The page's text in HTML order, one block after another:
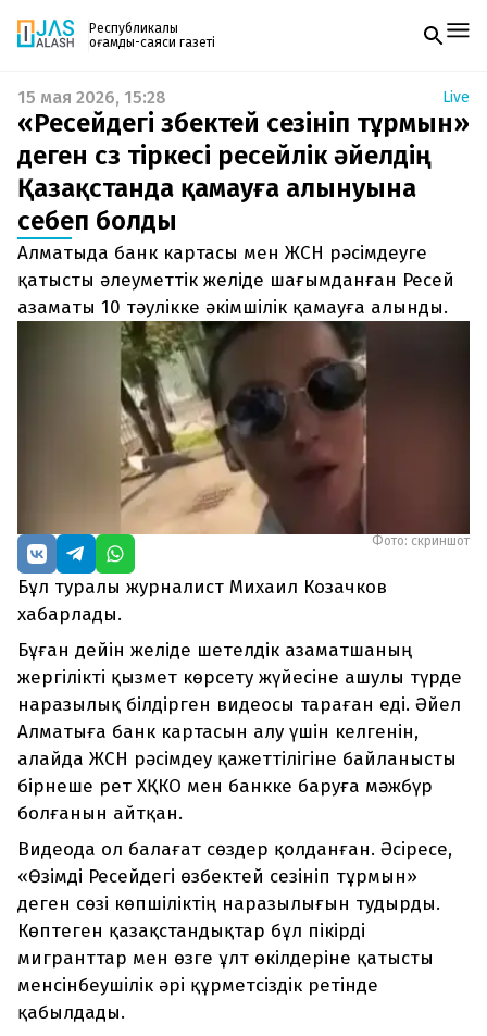
Республикалық
қоғамдық-саяси газеті
Жаңалықтар
Спорт
Live
Руханият
Аймақ
Архив
Заң және тәртіп
Редакциямен байланыс
+7 708 604 51 06
Жарнама бөлімі
+7 701 220 64 52
zhasalash100@gmail.com
Газетке жазылу
PDF форматтағы газетті ай сайын электронды
поштаңызға алып отырыңыз. Жаңа нөмір
шыққан сәтте сізге бірден жіберіледі. Тек email
енгізіңіз, біз қалғанын өзіміз жібереміз.
15 мая 2026, 15:28 Live
«Ресейдегі өзбектей сезініп тұрмын»
деген сөз тіркесі ресейлік әйелдің
Қазақстанда қамауға алынуына
себеп болды
Алматыда банк картасы мен ЖСН рәсімдеуге
қатысты әлеуметтік желіде шағымданған Ресей
азаматы 10 тәулікке әкімшілік қамауға алынды.
Фото: скриншот
Бұл туралы журналист Михаил Козачков
хабарлады.
Бұған дейін желіде шетелдік азаматшаның
жергілікті қызмет көрсету жүйесіне ашулы түрде
наразылық білдірген видеосы тараған еді. Әйел
Алматыға банк картасын алу үшін келгенін,
алайда ЖСН рәсімдеу қажеттілігіне байланысты
бірнеше рет ХҚКО мен банкке баруға мәжбүр
болғанын айтқан.
Видеода ол балағат сөздер қолданған. Әсіресе,
«Өзімді Ресейдегі өзбектей сезініп тұрмын»
деген сөзі көпшіліктің наразылығын тудырды.
Көптеген қазақстандықтар бұл пікірді
мигранттар мен өзге ұлт өкілдеріне қатысты
менсінбеушілік әрі құрметсіздік ретінде
қабылдады.